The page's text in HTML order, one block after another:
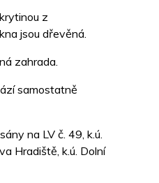
z
jsou dřevěná.
zahrada.
samostatně
na LV č. 49, k.ú.
Hradiště, k.ú. Dolní